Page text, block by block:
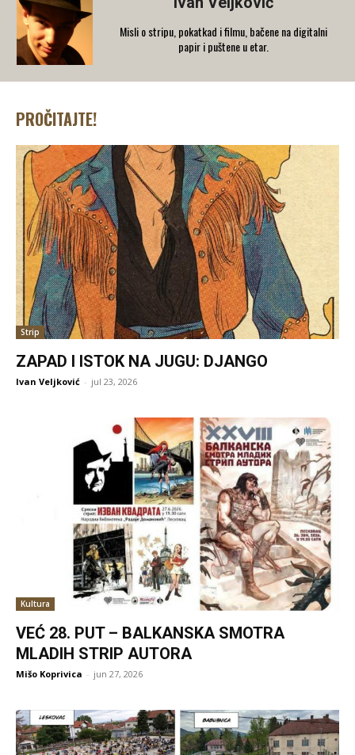
Misli o stripu, pokatkad i filmu, bačene na digitalni
papir i puštene u etar.
PROČITAJTE!
Strip
ZAPAD I ISTOK NA JUGU: DJANGO
Ivan Veljković - jul 23, 2026
Kultura
VEĆ 28. PUT – BALKANSKA SMOTRA
MLADIH STRIP AUTORA
Mišo Koprivica - jun 27, 2026